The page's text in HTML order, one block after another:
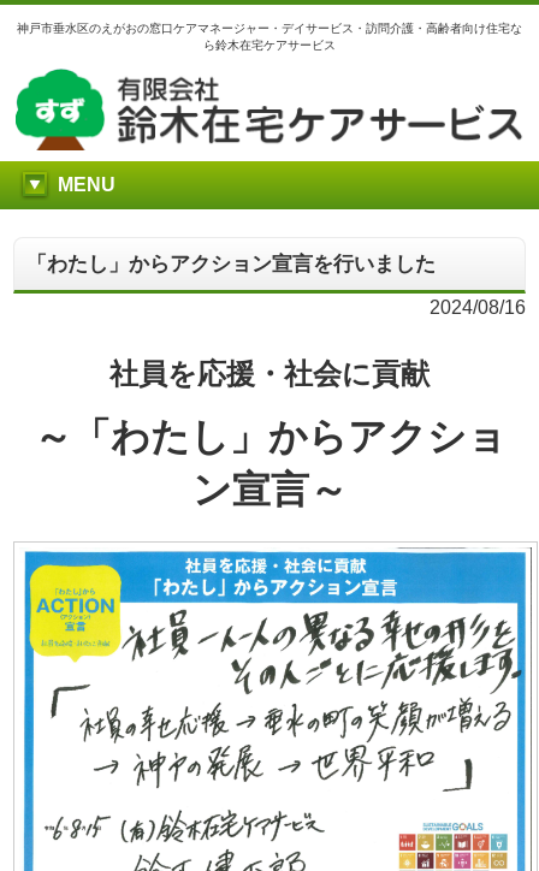
神戸市垂水区のえがおの窓口ケアマネージャー・デイサービス・訪問介護・高齢者向け住宅な
ら鈴木在宅ケアサービス
MENU
「わたし」からアクション宣言を行いました
2024/08/16
社員を応援・社会に貢献
～「わたし」からアクショ
ン宣言～